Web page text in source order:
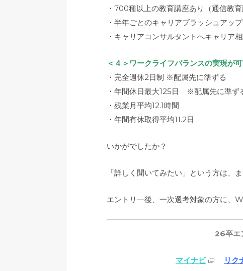
・700種以上の教育講座あり（通信教
・半年ごとのキャリアブラッシュアッ
・キャリアコンサルタントへキャリア
＜４＞ワークライフバランスの実現が可
・完全週休2日制 ※配属先に準ずる
・年間休日最大125日 ※配属先に準ず
・残業月平均12.1時間
・年間有休取得平均11.2日
いかがでしたか？
「詳しく聞いてみたい」という方は、
エントリ―後、一次選考対象の方に、
26卒エ
マイナビ リク